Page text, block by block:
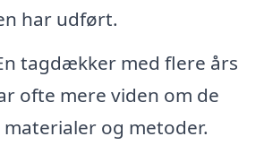
har udført.
tagdækker med flere års
ofte mere viden om de
og metoder.